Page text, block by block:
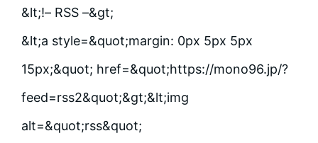
&lt;!– RSS –&gt;
&lt;a style=&quot;margin: 0px 5px 5px
15px;&quot; href=&quot;https://mono96.jp/?
feed=rss2&quot;&gt;&lt;img
alt=&quot;rss&quot;